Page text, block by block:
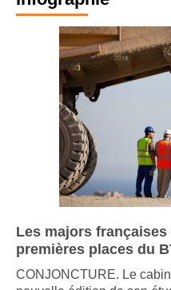
Infographie
Les majors françaises
premières places du
CONJONCTURE. Le